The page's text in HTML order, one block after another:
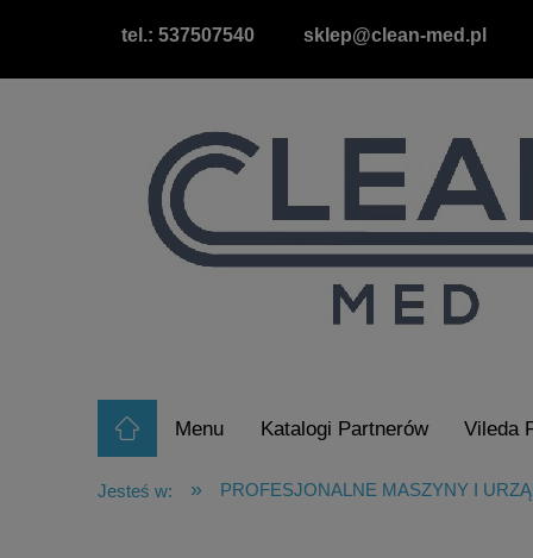
tel.: 537507540 sklep@clean-med.pl
Menu Katalogi Partnerów Vileda
Jesteś w: » PROFESJONALNE MASZYNY I